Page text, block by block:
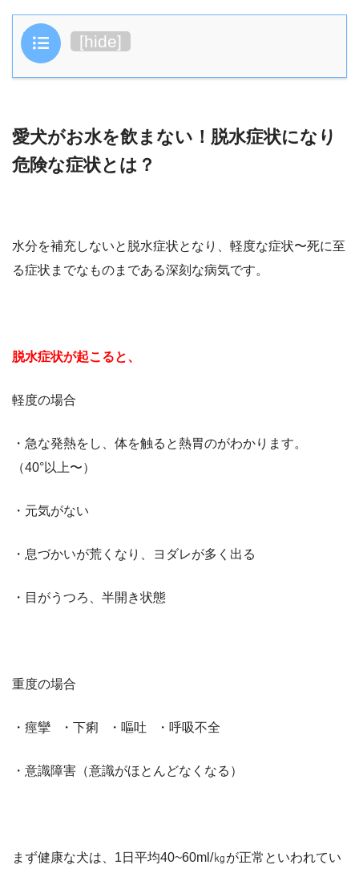
目次 [hide]
愛犬がお水を飲まない！脱水症状になり
危険な症状とは？
水分を補充しないと脱水症状となり、軽度な症状〜死に至
る症状までなものまである深刻な病気です。
脱水症状が起こると、
軽度の場合
・急な発熱をし、体を触ると熱胃のがわかります。
（40°以上〜）
・元気がない
・息づかいが荒くなり、ヨダレが多く出る
・目がうつろ、半開き状態
重度の場合
・痙攣 ・下痢 ・嘔吐 ・呼吸不全
・意識障害（意識がほとんどなくなる）
まず健康な犬は、1日平均40~60ml/㎏が正常といわれてい